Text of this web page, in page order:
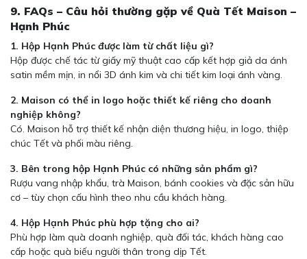
9. FAQs – Câu hỏi thường gặp về Quà Tết Maison –
Hạnh Phúc
1. Hộp Hạnh Phúc được làm từ chất liệu gì?
Hộp được chế tác từ giấy mỹ thuật cao cấp kết hợp giả da ánh
satin mềm mịn, in nổi 3D ánh kim và chi tiết kim loại ánh vàng.
2. Maison có thể in logo hoặc thiết kế riêng cho doanh
nghiệp không?
Có. Maison hỗ trợ thiết kế nhận diện thương hiệu, in logo, thiệp
chúc Tết và phối màu riêng.
3. Bên trong hộp Hạnh Phúc có những sản phẩm gì?
Rượu vang nhập khẩu, trà Maison, bánh cookies và đặc sản hữu
cơ – tùy chọn cấu hình theo nhu cầu khách hàng.
4. Hộp Hạnh Phúc phù hợp tặng cho ai?
Phù hợp làm quà doanh nghiệp, quà đối tác, khách hàng cao
cấp hoặc quà biếu người thân trong dịp Tết.